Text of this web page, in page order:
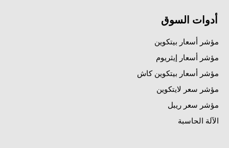
أدوات السوق
مؤشر أسعار بيتكوين
مؤشر أسعار إيثريوم
مؤشر أسعار بيتكوين كاش
مؤشر سعر لايتكوين
مؤشر سعر ريبل
الآلة الحاسبة